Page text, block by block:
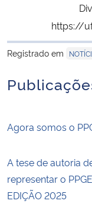
https://
Registrado em
Agora somos o
A tese de autoria
representar o
EDIÇÃO 2025